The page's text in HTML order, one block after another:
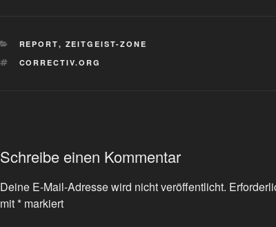
KATEGORIEN
REPORT, ZEITGEIST-ZONE
SCHLAGWÖRTER
CORRECTIV.ORG
Schreibe einen Kommentar
Deine E-Mail-Adresse wird nicht veröffentlicht.
mit* markiert